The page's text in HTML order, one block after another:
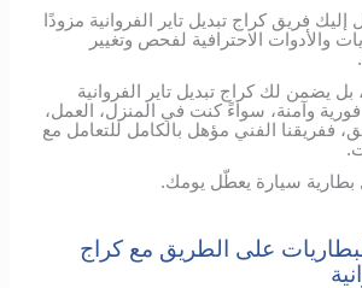
فريق كراج تبديل تاير الفروانية مزودًا
والأدوات الاحترافية لفحص وتغيير
يضمن لك كراج تبديل تاير الفروانية
وآمنة، سواءً كنت في المنزل، العمل،
ففريقنا الفني مؤهل بالكامل للتعامل مع
بطارية سيارة يعطّل يومك.
على الطريق مع كراج